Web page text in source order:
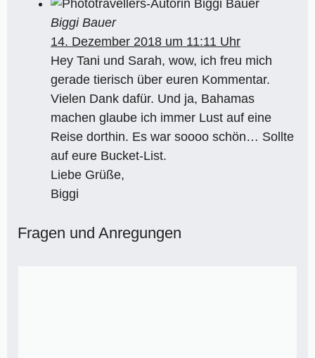
Biggi Bauer
14. Dezember 2018 um 11:11 Uhr
Hey Tani und Sarah, wow, ich freu mich
gerade tierisch über euren Kommentar.
Vielen Dank dafür. Und ja, Bahamas
machen glaube ich immer Lust auf eine
Reise dorthin. Es war soooo schön… Sollte
auf eure Bucket-List.
Liebe Grüße,
Biggi
Fragen und Anregungen